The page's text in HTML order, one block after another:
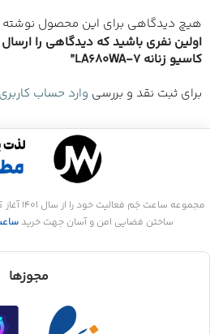
هیچ دیدگاهی برای این محصول
اولین نفری باشید که دیدگاهی را
کاسیو زنانه LA680WA-7”
برای ثبت نقد و بررسی وارد حساب
مجموعه
ساختن فضایی امن و آسان جهت خرید
مجوزها